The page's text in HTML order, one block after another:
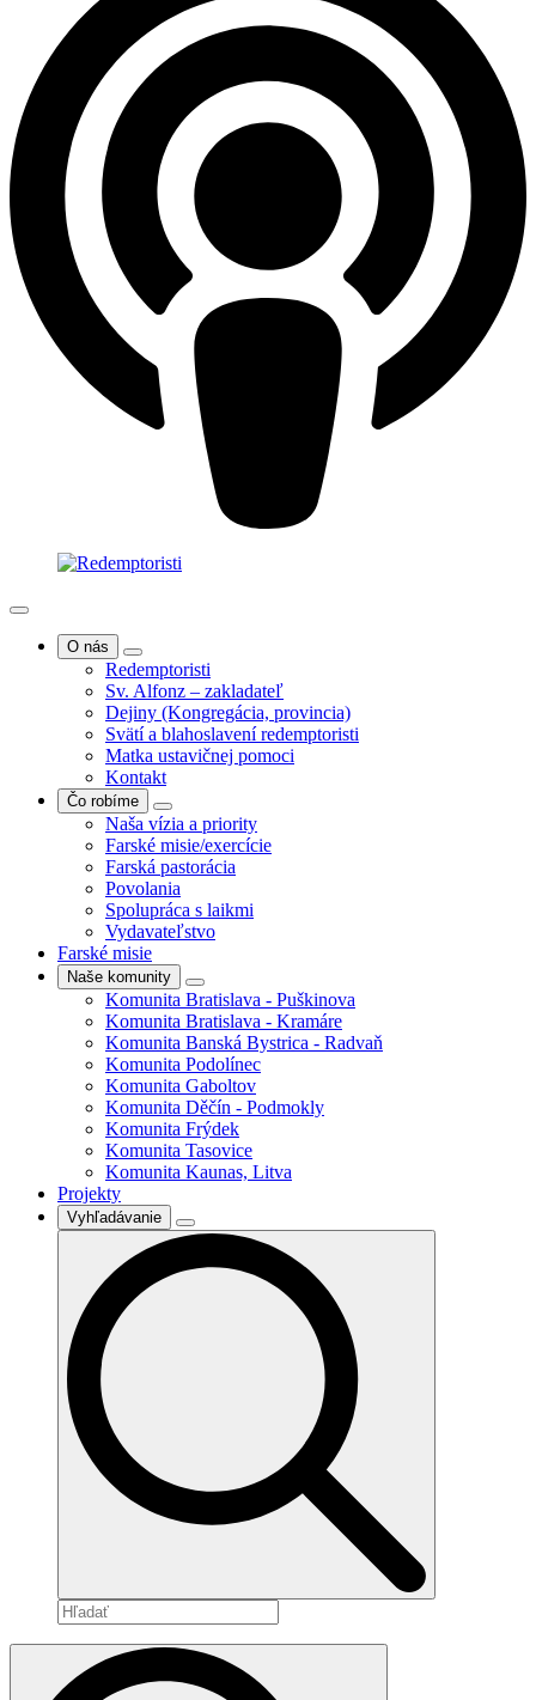
O nás
Redemptoristi
Sv. Alfonz – zakladateľ
Dejiny (Kongregácia, provincia)
Svätí a blahoslavení redemptoristi
Matka ustavičnej pomoci
Kontakt
Čo robíme
Naša vízia a priority
Farské misie/exercície
Farská pastorácia
Povolania
Spolupráca s laikmi
Vydavateľstvo
Farské misie
Naše komunity
Komunita Bratislava - Puškinova
Komunita Bratislava - Kramáre
Komunita Banská Bystrica - Radvaň
Komunita Podolínec
Komunita Gaboltov
Komunita Děčín - Podmokly
Komunita Frýdek
Komunita Tasovice
Komunita Kaunas, Litva
Projekty
Vyhľadávanie
Search